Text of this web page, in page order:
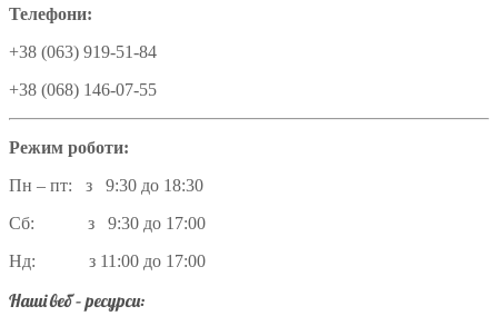
Телефони:
+38 (063) 919-51-84
+38 (068) 146-07-55
Режим роботи:
Пн – пт: з 9:30 до 18:30
Сб: з 9:30 до 17:00
Нд: з 11:00 до 17:00
Наші веб – ресурси: